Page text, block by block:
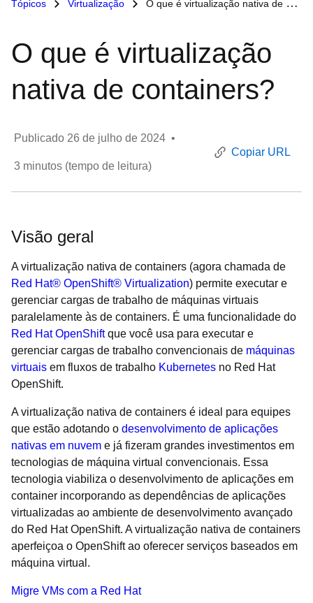
Tópicos Virtualização O que é virtualização nativa de containers?
O que é virtualização
nativa de containers?
Publicado 26 de julho de 2024 •
3 minutos (tempo de leitura)
Copiar URL
Visão geral
A virtualização nativa de containers (agora chamada de
Red Hat® OpenShift® Virtualization) permite executar e
gerenciar cargas de trabalho de máquinas virtuais
paralelamente às de containers. É uma funcionalidade do
Red Hat OpenShiftque você usa para executar e
gerenciar cargas de trabalho convencionais de máquinas
virtuais em fluxos de trabalho Kubernetes no Red Hat
OpenShift.
A virtualização nativa de containers é ideal para equipes
que estão adotando o desenvolvimento de aplicações
nativas em nuvem e já fizeram grandes investimentos em
tecnologias de máquina virtual convencionais. Essa
tecnologia viabiliza o desenvolvimento de aplicações em
container incorporando as dependências de aplicações
virtualizadas ao ambiente de desenvolvimento avançado
do Red Hat OpenShift. A virtualização nativa de containers
aperfeiçoa o OpenShift ao oferecer serviços baseados em
máquina virtual.
Migre VMs com a Red Hat